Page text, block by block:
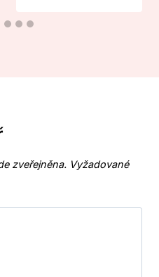
zveřejněna. Vyžadované